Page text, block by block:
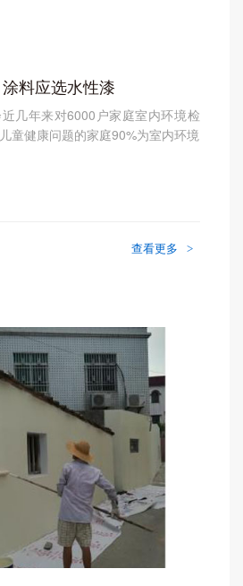
料应选水性漆
几年来对6000户家庭室内环境检
童健康问题的家庭90%为室内环境
查看更多 >